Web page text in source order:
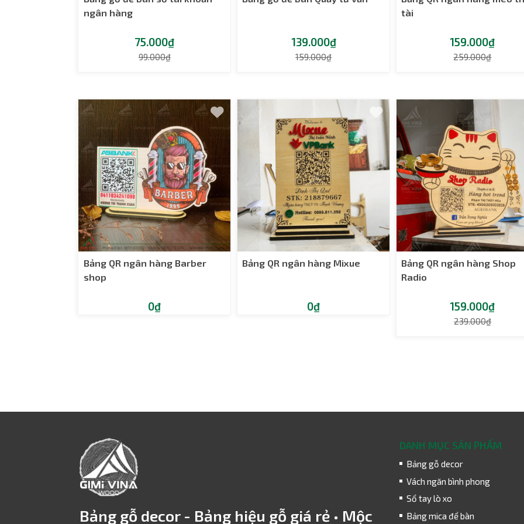
ngân hàng
75.000₫
99.000₫
139.000₫
159.000₫
tài
159.000₫
259.000₫
Bảng QR ngân hàng Barber
shop
0₫
Bảng QR ngân hàng Mixue
0₫
Bảng QR ngân hàng Shop
Radio
159.000₫
239.000₫
Bảng gỗ decor - Bảng hiệu gỗ giá rẻ • Mộc
DANH MỤC SẢN PHẨM
Bảng gỗ decor
Vách ngăn bình phong
Sổ tay lò xo
Bảng mica để bàn